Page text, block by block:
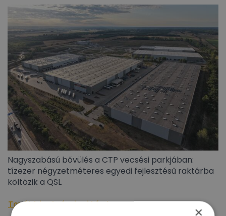
Nagyszabású bővülés a CTP vecsési parkjában:
tízezer négyzetméteres egyedi fejlesztésű raktárba
költözik a QSL
További raktárpiaci hírek » ×